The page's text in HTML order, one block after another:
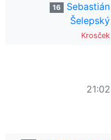
16
Sebastián
Šelepský
Krosček
21:02